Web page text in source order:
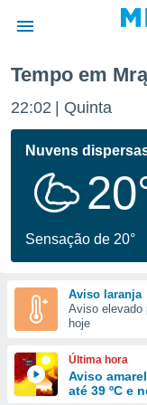
da
foi
fornecidas
a este
das
e
forma
digital
Tempo em
22:02 Quinta
Nuvens
Sensação de 20°
Aviso laranja
Aviso elevado
hoje
Última hora
Aviso
até 39 ºC e